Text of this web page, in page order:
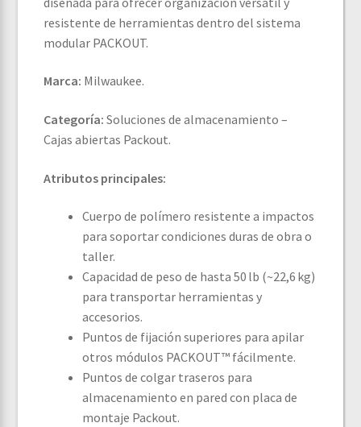
resistente de herramientas dentro del sistema
modular PACKOUT.
Marca: Milwaukee.
Categoría: Soluciones de almacenamiento –
Cajas abiertas Packout.
Atributos principales:
Cuerpo de polímero resistente a impactos
para soportar condiciones duras de obra o
taller.
Capacidad de peso de hasta 50 lb (~22,6 kg)
para transportar herramientas y
accesorios.
Puntos de fijación superiores para apilar
otros módulos PACKOUT™ fácilmente.
Puntos de colgar traseros para
almacenamiento en pared con placa de
montaje Packout.